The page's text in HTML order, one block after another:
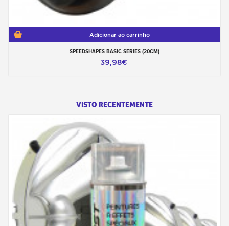
Adicionar ao carrinho
SPEEDSHAPES BASIC SERIES (20CM)
39,98€
VISTO RECENTEMENTE